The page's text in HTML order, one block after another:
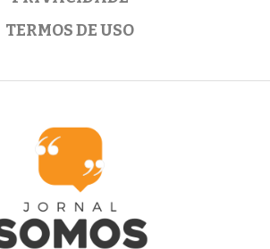
TERMOS DE USO